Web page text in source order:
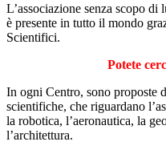
L’associazione senza scopo
è presente in tutto il mondo
Scientifici.
Potete
In ogni Centro, sono proposte
scientifiche, che riguardano
la robotica, l’aeronautica, la
l’architettura.